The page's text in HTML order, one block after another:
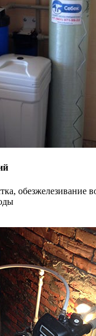
обезжелезивание